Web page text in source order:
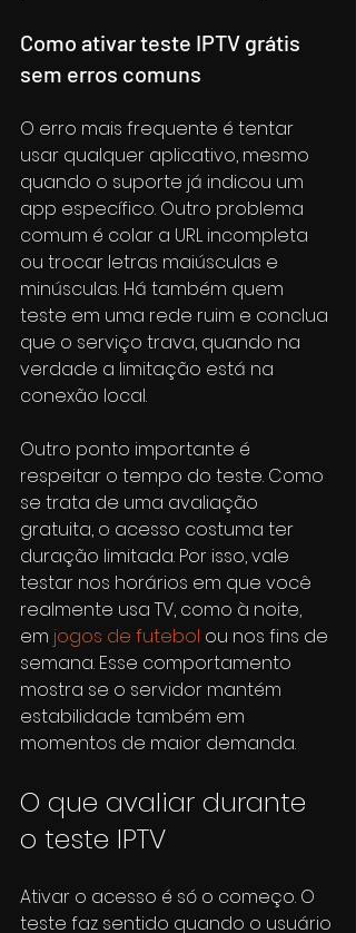
Como ativar teste IPTV grátis
sem erros comuns
O erro mais frequente é tentar
usar qualquer aplicativo, mesmo
quando o suporte já indicou um
app específico. Outro problema
comum é colar a URL incompleta
ou trocar letras maiúsculas e
minúsculas. Há também quem
teste em uma rede ruim e conclua
que o serviço trava, quando na
verdade a limitação está na
conexão local.
Outro ponto importante é
respeitar o tempo do teste. Como
se trata de uma avaliação
gratuita, o acesso costuma ter
duração limitada. Por isso, vale
testar nos horários em que você
realmente usa TV, como à noite,
em jogos de futebol ou nos fins de
semana. Esse comportamento
mostra se o servidor mantém
estabilidade também em
momentos de maior demanda.
O que avaliar durante
o teste IPTV
Ativar o acesso é só o começo. O
teste faz sentido quando o usuário